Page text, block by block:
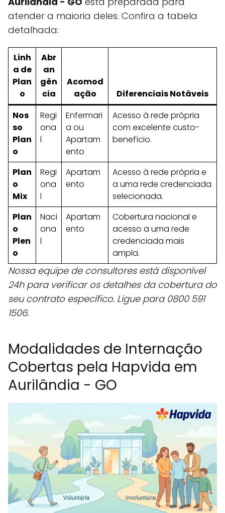
atender a maioria deles. Confira a tabela
detalhada:
Linh
a de
Plan
o
Abr
an
gên
cia
Acomod
ação
Diferenciais Notáveis
Nos
so
Plan
o
Regi
ona
l
Enfermari
a ou
Apartam
ento
Acesso à rede própria
com excelente custo-
benefício.
Plan
o
Mix
Regi
ona
l
Apartam
ento
Acesso à rede própria e
a uma rede credenciada
selecionada.
Plan
o
Plen
o
Naci
ona
l
Apartam
ento
Cobertura nacional e
acesso a uma rede
credenciada mais
ampla.
Nossa equipe de consultores está disponível
24h para verificar os detalhes da cobertura do
seu contrato específico. Ligue para 0800 591
1506.
Modalidades de Internação
Cobertas pela Hapvida em
Aurilândia - GO